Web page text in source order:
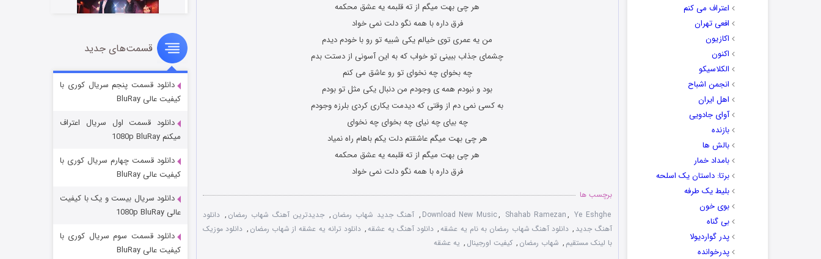
اعتراف می کنم
افعی تهران
اکازیون
اکنون
الکلاسیکو
انجمن اشباح
اهل ایران
آوای جادویی
بازنده
بالش ها
بامداد خمار
برتا: داستان یک اسلحه
بلیط یک‌‌ طرفه
بوی خون
بی گناه
پدر گواردیولا
پدرخوانده
هر چی بهت میگم از ته قلبمه یه عشق محکمه
فرق داره با همه نگو دلت نمی خواد
من یه عمری توی خیالم یکی شبیه تو رو با خودم دیدم
چشمای جذاب ببینی تو خواب که به این آسونی از دستت بدم
چه بخوای چه نخوای تو رو عاشق می کنم
بود و نبودم همه ی وجودم من دنبال یکی مثل تو بودم
به کسی نمی دم از وقتی که دیدمت یکاری کردی بلرزه وجودم
چه بیای چه نیای چه بخوای چه نخوای
هر چی بهت میگم عاشقتم دلت یکم باهام راه نمیاد
هر چی بهت میگم از ته قلبمه یه عشق محکمه
فرق داره با همه نگو دلت نمی خواد
برچسب ها
Download New Music, Shahab Ramezan, Ye Eshghe
, آهنگ جدید شهاب رمضان , جدیدترین آهنگ شهاب رمضان , دانلود
آهنگ جدید , دانلود آهنگ شهاب رمضان به نام یه عشقه, دانلود آهنگ یه عشقه, دانلود ترانه یه عشقه از شهاب رمضان , دانلود موزیک
با لینک مستقیم , شهاب رمضان , کیفیت اورجینال , یه عشقه
سریال زشت
قسمت۲ (زیرنویس) منتشر شد
مردگان متحرک: شهر مرده ۳
قسمت‌های جدید
دانلود قسمت پنجم سریال کوری با
کیفیت عالی BluRay
دانلود قسمت اول سریال اعتراف
میکنم 1080p BluRay
دانلود قسمت چهارم سریال کوری با
کیفیت عالی BluRay
دانلود سریال بیست و یک با کیفیت
عالی 1080p BluRay
دانلود قسمت سوم سریال کوری با
کیفیت عالی BluRay